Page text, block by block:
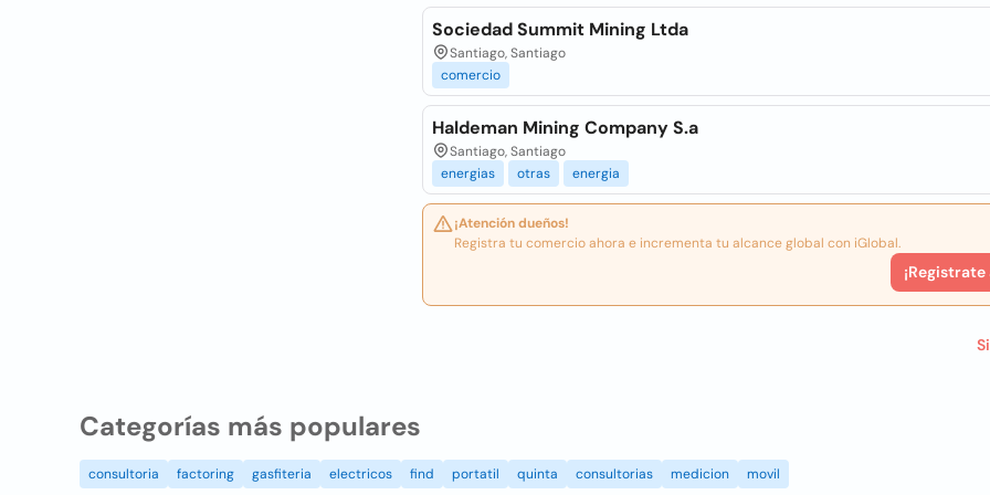
Sociedad Summit Mining Ltda
Santiago, Santiago
comercio
Haldeman Mining Company S.a
Santiago, Santiago
energias
otras energia
¡Atención dueños!
Registra tu comercio ahora e incrementa tu alcance global con iGlobal.
¡Registrate
Categorías más populares
consultoria factoring gasfiteria electricos find portatil quinta consultorias medicion movil